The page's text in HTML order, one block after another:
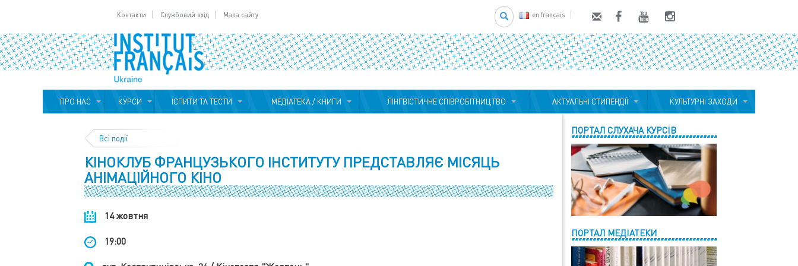
Контакти Службовий вхід Мапа сайту en français
Search
ПРО НАС КУРСИ ІСПИТИ ТА ТЕСТИ МЕДІАТЕКА / КНИГИ ЛІНГВІСТИЧНЕ СПІВРОБІТНИЦТВО АКТУАЛЬНІ СТИПЕНДІЇ КУЛЬТУРНІ ЗАХОДИ
Всі події
КІНОКЛУБ ФРАНЦУЗЬКОГО ІНСТИТУТУ ПРЕДСТАВЛЯЄ МІСЯЦЬ
АНІМАЦІЙНОГО КІНО
14 жовтня
19:00
ПОРТАЛ СЛУХАЧА КУРСІВ
ПОРТАЛ МЕДІАТЕКИ